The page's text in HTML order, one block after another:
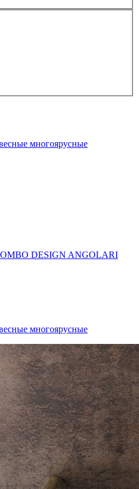
DESIGN ANGOLARI